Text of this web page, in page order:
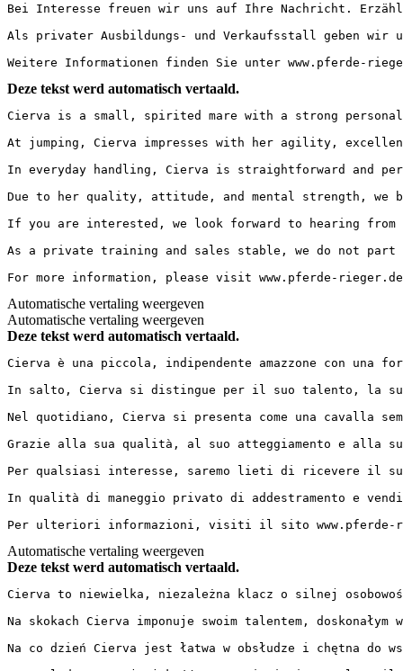
Bei Interesse freuen wir uns auf Ihre Nachricht.
Als privater Ausbildungs- und Verkaufsstall geben
Weitere Informationen finden Sie unter www.pferde-
Deze tekst werd automatisch vertaald.
Cierva is a small, spirited mare with a strong
At jumping, Cierva impresses with her agility,
In everyday handling, Cierva is straightforward and
Due to her quality, attitude, and mental strength,
If you are interested, we look forward to hearing
As a private training and sales stable, we do not
For more information, please visit www.pferde-
Automatische vertaling weergeven
Automatische vertaling weergeven
Deze tekst werd automatisch vertaald.
Cierva è una piccola, indipendente amazzone con una
In salto, Cierva si distingue per il suo talento, la sua
Nel quotidiano, Cierva si presenta come una cavalla
Grazie alla sua qualità, al suo atteggiamento e alla
Per qualsiasi interesse, saremo lieti di ricevere il
In qualità di maneggio privato di addestramento e
Per ulteriori informazioni, visiti il sito www.pferde-
Automatische vertaling weergeven
Deze tekst werd automatisch vertaald.
Cierva to niewielka, niezależna klacz o silnej
Na skokach Cierva imponuje swoim talentem,
Na co dzień Cierva jest łatwa w obsłudze i chętna do